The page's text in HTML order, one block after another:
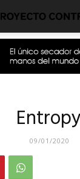
Entropy
09/01/2020